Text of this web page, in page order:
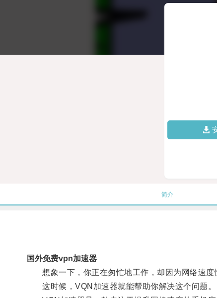
简介
国外免费vpn加速器
想象一下，你正在匆忙地工作，却因为网络速度
这时候，VQN加速器就能帮助你解决这个问题。